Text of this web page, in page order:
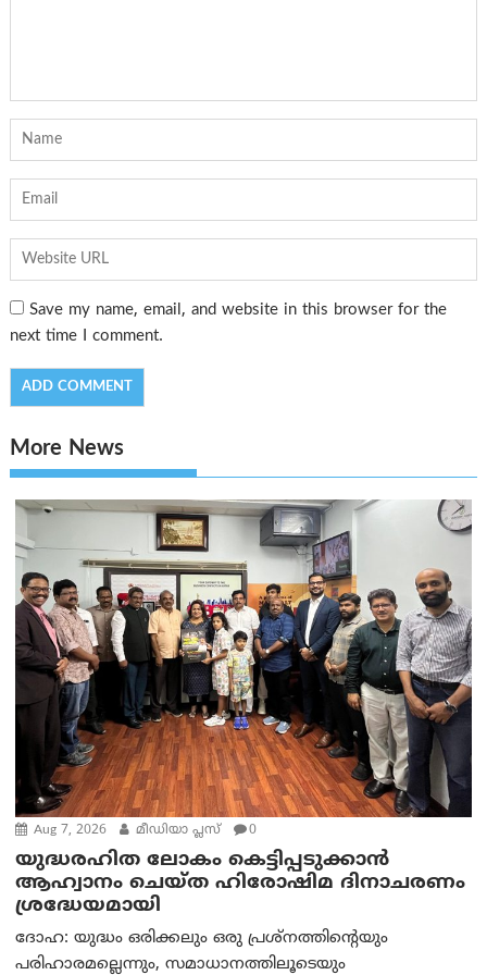
Save my name, email, and website in this browser for the
next time I comment.
More News
Aug 7, 2026 മീഡിയാ പ്ലസ് 0
യുദ്ധരഹിത ലോകം കെട്ടിപ്പടുക്കാന്‍
ആഹ്വാനം ചെയ്ത ഹിരോഷിമ ദിനാചരണം
ശ്രദ്ധേയമായി
ദോഹ: യുദ്ധം ഒരിക്കലും ഒരു പ്രശ്‌നത്തിന്റെയും
പരിഹാരമല്ലെന്നും, സമാധാനത്തിലൂടെയും